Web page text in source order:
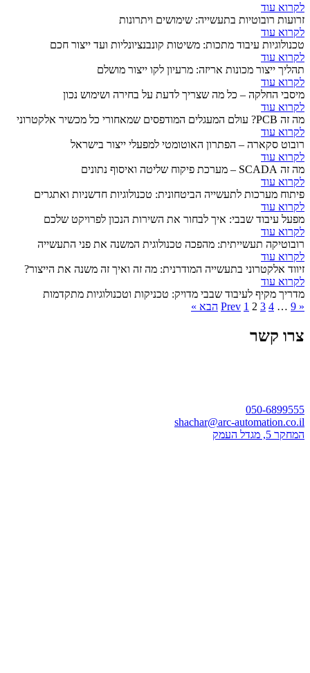
לקרוא עוד
זרועות רובוטיות בתעשייה: שימושים ויתרונות
לקרוא עוד
טכנולוגיות עיבוד מתכות: משיטות קונבנציונליות ועד ייצור חכם
לקרוא עוד
תהליך ייצור מכונות אריזה: מרעיון לקו ייצור מושלם
לקרוא עוד
מיסבי החלקה – כל מה שצריך לדעת על בחירה ושימוש נכון
לקרוא עוד
מה זה PCB? עולם המעגלים המודפסים שמאחורי כל מכשיר אלקטרוני
לקרוא עוד
רובוט סקארה – הפתרון האוטומטי למפעלי ייצור בישראל
לקרוא עוד
מה זה SCADA – מערכת פיקוח שליטה ואיסוף נתונים
לקרוא עוד
פיתוח מערכות לתעשייה הביטחונית: טכנולוגיות חדשניות ואתגרים
לקרוא עוד
מפעל עיבוד שבבי: איך לבחור את השירות הנכון לפרויקט שלכם
לקרוא עוד
רובוטיקה תעשייתית: מהפכה טכנולוגית המשנה את פני התעשייה
לקרוא עוד
זיווד אלקטרוני בתעשייה המודרנית: מה זה ואיך זה משנה את הייצור?
לקרוא עוד
מדריך מקיף לעיבוד שבבי מדויק: טכניקות וטכנולוגיות מתקדמות
Posts
pagination
« Prev
1 2 3 4 … 9 הבא »
צרו קשר
050-6899555
shachar@arc-automation.co.il
המחקר 5, מגדל העמק